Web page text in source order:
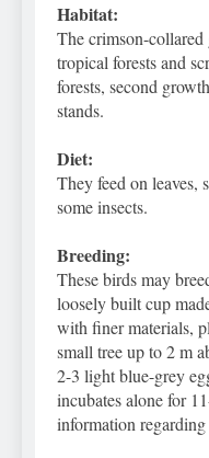
Habitat:
The crimson-
tropical forests and
forests, second
stands.
Diet:
They feed on leaves,
some insects.
Breeding:
These birds may
loosely built cup
with finer materials,
small tree up to 2 m
2-3 light blue-grey
incubates alone for
information